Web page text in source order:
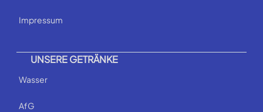
Impressum
UNSERE GETRÄNKE
Wasser
AfG